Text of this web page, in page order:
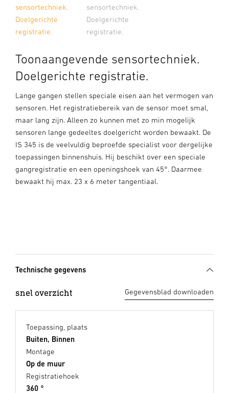
sensortechniek.
Doelgerichte
registratie.
sensortechniek.
Doelgerichte
registratie.
Toonaangevende sensortechniek.
Doelgerichte registratie.
Lange gangen stellen speciale eisen aan het vermogen van
sensoren. Het registratiebereik van de sensor moet smal,
maar lang zijn. Alleen zo kunnen met zo min mogelijk
sensoren lange gedeeltes doelgericht worden bewaakt. De
IS 345 is de veelvuldig beproefde specialist voor dergelijke
toepassingen binnenshuis. Hij beschikt over een speciale
gangregistratie en een openingshoek van 45°. Daarmee
bewaakt hij max. 23 x 6 meter tangentiaal.
Technische gegevens
snel overzicht Gegevensblad downloaden
Toepassing, plaats
Buiten, Binnen
Montage
Op de muur
Registratiehoek
360 °